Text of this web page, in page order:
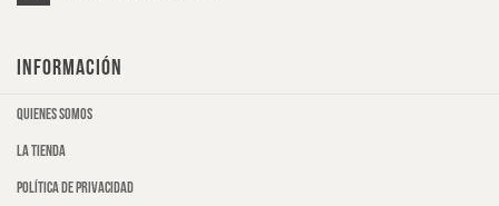
INFORMACIÓN
Quienes somos
La tienda
Política de privacidad